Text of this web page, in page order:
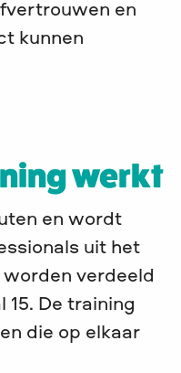
en
kunnen
werkt
en wordt
uit het
verdeeld
15. De training
die op elkaar